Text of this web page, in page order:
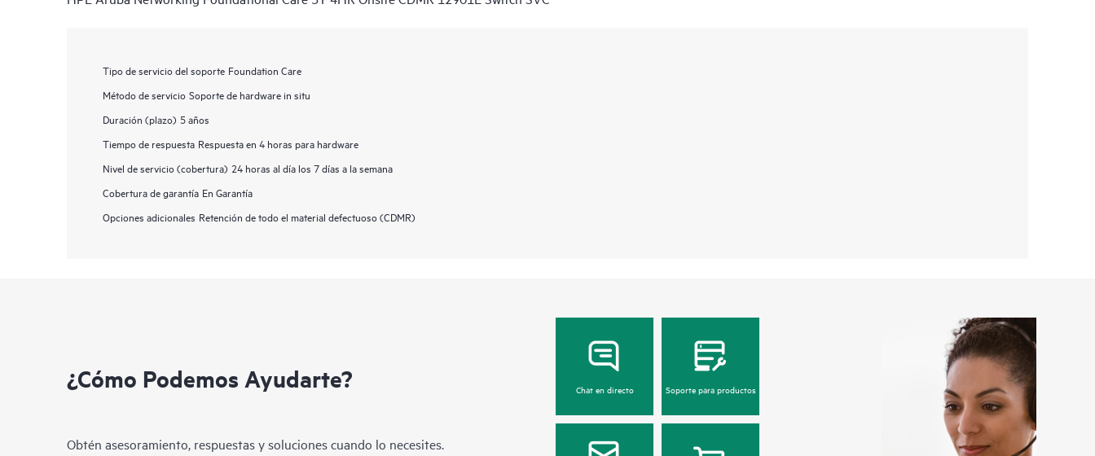
Tipo de servicio del soporte Foundation Care
Método de servicio Soporte de hardware in situ
Duración (plazo) 5 años
Tiempo de respuesta Respuesta en 4 horas para hardware
Nivel de servicio (cobertura) 24 horas al día los 7 días a la semana
Cobertura de garantía En Garantía
Opciones adicionales Retención de todo el material defectuoso (CDMR)
¿Cómo Podemos Ayudarte?
Obtén asesoramiento, respuestas y soluciones cuando lo necesites.
Chat en directo Soporte para productos